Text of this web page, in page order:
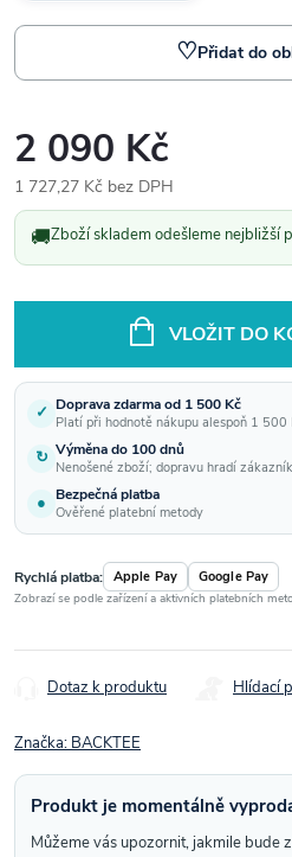
♡Přidat do
2 090 Kč
1 727,27 Kč bez DPH
Měrná
cena:
🚚Zboží skladem odešleme nejbližší
VLOŽIT DO
✓ Doprava zdarma od 1 500 Kč
Platí při hodnotě nákupu alespoň 1 500
↻ Výměna do 100 dnů
Nenošené zboží; dopravu hradí zákazník
● Bezpečná platba
Ověřené platební metody
Rychlá platba: Apple Pay Google Pay
Zobrazí se podle zařízení a aktivních platebních
Dotaz k produktu Hlídací
Značka: BACKTEE
Produkt je momentálně
Můžeme vás upozornit, jakmile bude